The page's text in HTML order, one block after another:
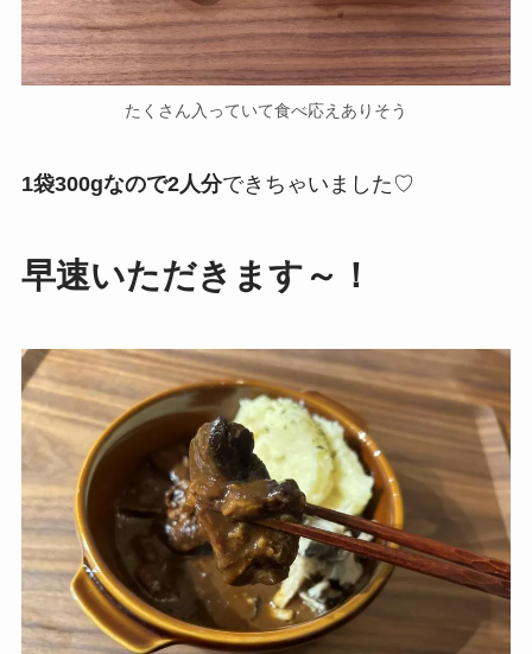
たくさん入っていて食べ応えありそう
1袋300gなので2人分できちゃいました♡
早速いただきます～！